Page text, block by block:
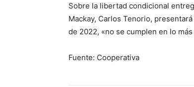
Sobre la libertad condicional
Mackay, Carlos Tenorio,
de 2022, «no se cumplen en lo
Fuente: Cooperativa